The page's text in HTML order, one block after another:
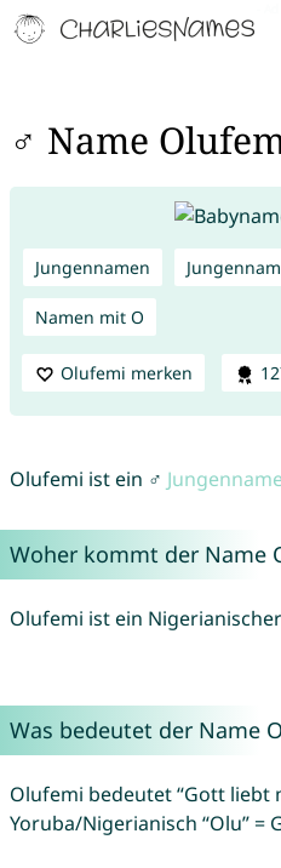
♂ Name
Jungennamen
Namen mit O
Olufemi merken
Olufemi ist ein ♂ Jungenname
Woher kommt der Name
Olufemi ist ein
Was bedeutet der Name
Olufemi bedeutet “Gott liebt
Yoruba/Nigerianisch “Olu” =